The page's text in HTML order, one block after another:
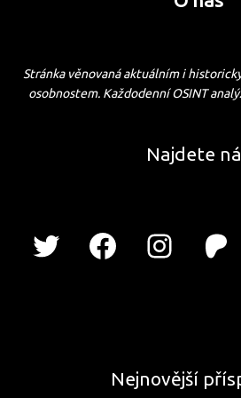
Stránka věnovaná aktuálním i
osobnostem. Každodenní OSINT
Najdete
Nejnovější